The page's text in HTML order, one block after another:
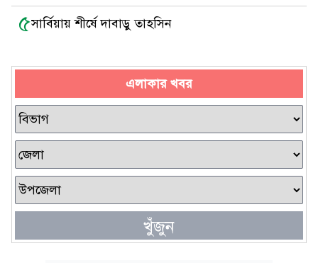
৫সার্বিয়ায় শীর্ষে দাবাড়ু তাহসিন
এলাকার খবর
খুঁজুন